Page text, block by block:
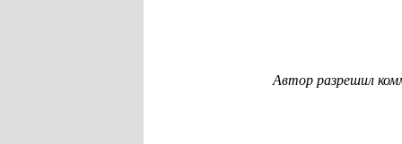
Автор разрешил